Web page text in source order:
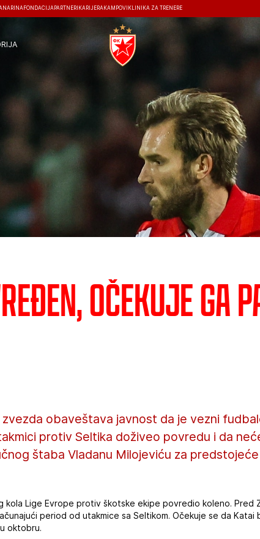
FONDACIJA PARTNERI KARIJERA KAMPOVI KLINIKA ZA TRENERE
očekuje ga
zvezda obaveštava javnost da je vezni
protiv Seltika doživeo povredu i da
štaba Vladanu Milojeviću za
kola Lige Evrope protiv škotske ekipe povredio koleno. Pred
period od utakmice sa Seltikom. Očekuje se da Katai
oktobru.